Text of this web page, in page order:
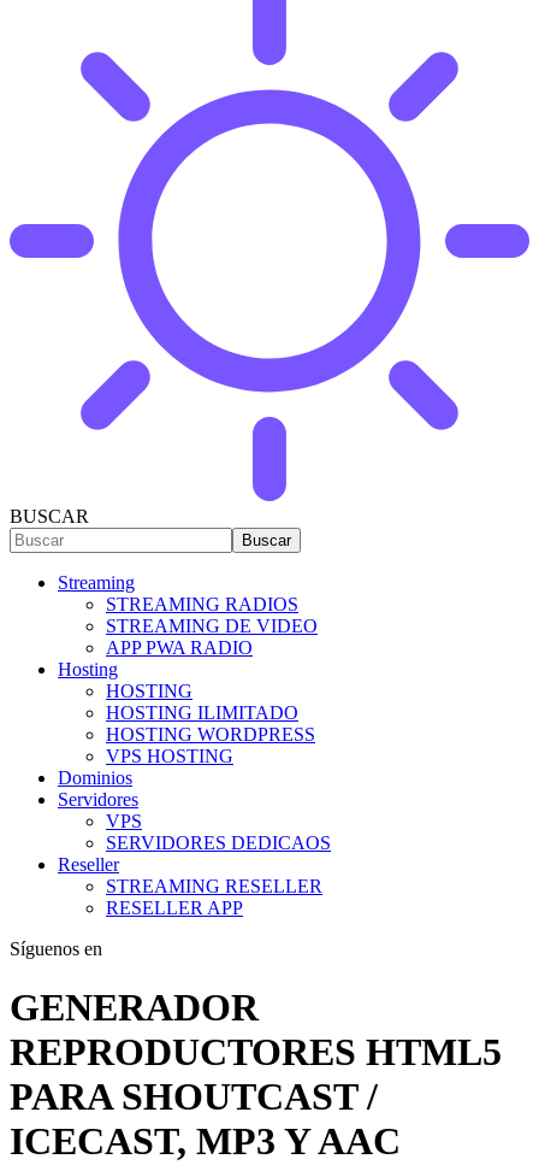
BUSCAR
Streaming
STREAMING RADIOS
STREAMING DE VIDEO
APP PWA RADIO
Hosting
HOSTING
HOSTING ILIMITADO
HOSTING WORDPRESS
VPS HOSTING
Dominios
Servidores
VPS
SERVIDORES DEDICAOS
Reseller
STREAMING RESELLER
RESELLER APP
Síguenos en
GENERADOR
REPRODUCTORES HTML5
PARA SHOUTCAST /
ICECAST, MP3 Y AAC